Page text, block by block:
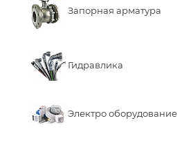
Запорная арматура
Гидравлика
Электро оборудование